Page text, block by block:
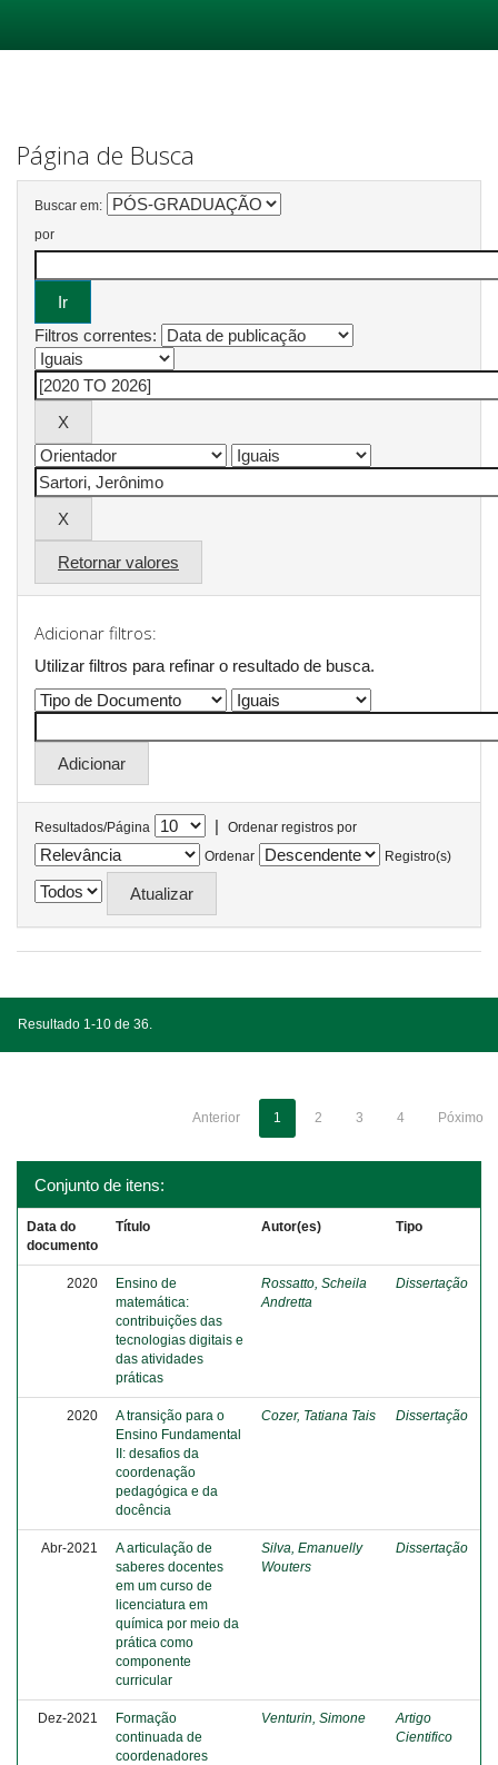
Página de Busca
Buscar em:
por
Filtros correntes:
Retornar valores
Adicionar filtros:
Utilizar filtros para refinar o resultado de busca.
Resultados/Página |
Ordenar registros por
Ordenar
Registro(s)
Resultado 1-10 de 36.
Anterior 1 2 3 4 Póximo
Conjunto de itens:
Data do
documento
Título Autor(es) Tipo
2020
Ensino de
matemática:
contribuições das
tecnologias digitais e
das atividades
práticas
Rossatto, Scheila
Andretta
Dissertação
2020
A transição para o
Ensino Fundamental
II: desafios da
coordenação
pedagógica e da
docência
Cozer, Tatiana Tais Dissertação
Abr-2021
A articulação de
saberes docentes
em um curso de
licenciatura em
química por meio da
prática como
componente
curricular
Silva, Emanuelly
Wouters
Dissertação
Dez-2021
Formação
continuada de
coordenadores
Venturin, Simone
Artigo
Cientifico